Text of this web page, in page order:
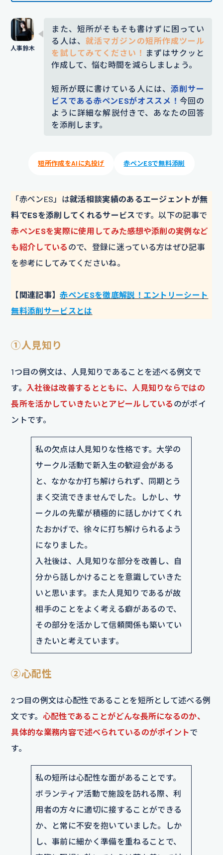
また、短所がそもそも書けずに困ってい
る人は、 就活マガジンの短所作成ツール
を試してみてください！ まずはサクッと
作成して、悩む時間を減らしましょう。
短所が既に書けている人には、 添削サー
ビスである赤ペンESがオススメ！ 今回の
ように詳細な解説付きで、あなたの回答
を添削します。
短所作成をAIに丸投げ 赤ペンESで無料添削
「赤ペンES」は就活相談実績のあるエージェントが無
料でESを添削してくれるサービスです。以下の記事で
赤ペンESを実際に使用してみた感想や添削の実例など
も紹介している ので、登録に迷っている方はぜひ記事
を参考にしてみてくださいね。
【関連記事】赤ペンESを徹底解説！エントリーシート
無料添削サービスとは
①人見知り
1つ目の例文は、人見知りであることを述べる例文で
す。 入社後は改善するとともに、人見知りならではの
長所を活かしていきたいとアピールしている のがポイ
ントです。
私の欠点は人見知りな性格です。大学の
サークル活動で新入生の歓迎会がある
と、なかなか打ち解けられず、同期とう
まく交流できませんでした。しかし、サ
ークルの先輩が積極的に話しかけてくれ
たおかげで、徐々に打ち解けられるよう
になりました。
入社後は、人見知りな部分を改善し、自
分から話しかけることを意識していきた
いと思います。また人見知りであるが故
相手のことをよく考える癖があるので、
その部分を活かして信頼関係も築いてい
きたいと考えています。
②心配性
2つ目の例文は心配性であることを短所として述べる例
文です。 心配性であることがどんな長所になるのか、
具体的な業務内容で述べられているのがポイントで
す。
私の短所は心配性な面があることです。
ボランティア活動で施設を訪れる際、利
用者の方々に適切に接することができる
か、と常に不安を抱いていました。しか
し、事前に細かく準備を重ねることで、